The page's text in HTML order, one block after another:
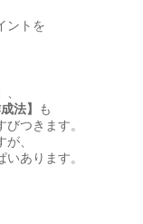
ントを
、
法】
も
つきます。
、
あります。